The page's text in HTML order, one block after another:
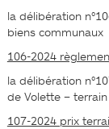
la délibération
biens communaux
106-2024
la délibération
de Volette –
107-2024 prix